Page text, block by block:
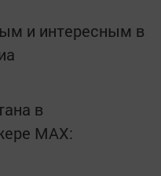
и интересным в
в
MАХ: